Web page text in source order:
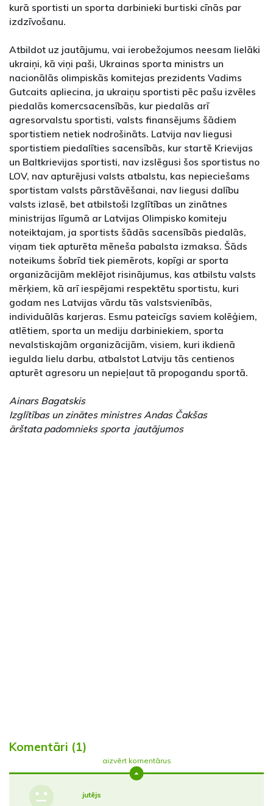
kurā sportisti un sporta darbinieki burtiski cīnās par
izdzīvošanu.
Atbildot uz jautājumu, vai ierobežojumos neesam lielāki
ukraiņi, kā viņi paši, Ukrainas sporta ministrs un
nacionālās olimpiskās komitejas prezidents Vadims
Gutcaits apliecina, ja ukraiņu sportisti pēc pašu izvēles
piedalās komercsacensībās, kur piedalās arī
agresorvalstu sportisti, valsts finansējums šādiem
sportistiem netiek nodrošināts. Latvija nav liegusi
sportistiem piedalīties sacensībās, kur startē Krievijas
un Baltkrievijas sportisti, nav izslēgusi šos sportistus no
LOV, nav apturējusi valsts atbalstu, kas nepieciešams
sportistam valsts pārstāvēšanai, nav liegusi dalību
valsts izlasē, bet atbilstoši Izglītības un zinātnes
ministrijas līgumā ar Latvijas Olimpisko komiteju
noteiktajam, ja sportists šādās sacensībās piedalās,
viņam tiek apturēta mēneša pabalsta izmaksa. Šāds
noteikums šobrīd tiek piemērots, kopīgi ar sporta
organizācijām meklējot risinājumus, kas atbilstu valsts
mērķiem, kā arī iespējami respektētu sportistu, kuri
godam nes Latvijas vārdu tās valstsvienībās,
individuālās karjeras. Esmu pateicīgs saviem kolēģiem,
atlētiem, sporta un mediju darbiniekiem, sporta
nevalstiskajām organizācijām, visiem, kuri ikdienā
iegulda lielu darbu, atbalstot Latviju tās centienos
apturēt agresoru un nepieļaut tā propogandu sportā.
Ainars Bagatskis
Izglītības un zinātes ministres Andas Čakšas
ārštata padomnieks sporta jautājumos
Komentāri (1)
aizvērt komentārus
jutējs